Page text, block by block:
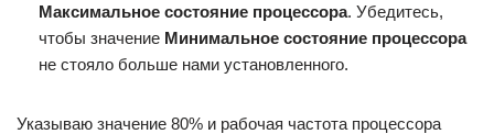
Максимальное состояние процессора. Убедитесь,
чтобы значение Минимальное состояние процессора
не стояло больше нами установленного.
Указываю значение 80% и рабочая частота процессора